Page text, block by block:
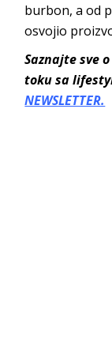
burbon, a od
osvojio
Saznajte sve
toku sa
NEWSLETTER.